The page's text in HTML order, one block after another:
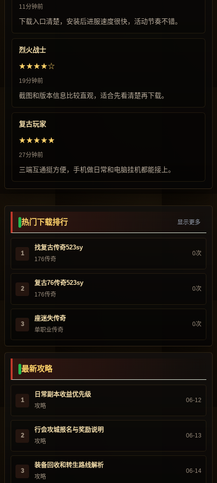
11分钟前
下载入口清楚，安装后进服速度很快，活动节奏不错。
烈火战士
★★★★☆
19分钟前
截图和版本信息比较直观，适合先看清楚再下载。
复古玩家
★★★★★
27分钟前
三端互通挺方便，手机做日常和电脑挂机都能接上。
热门下载排行 显示更多
1
找复古传奇523sy
176传奇
0次
2
复古76传奇523sy
176传奇
0次
3
座迷失传奇
单职业传奇
0次
最新攻略
1
日常副本收益优先级
攻略
06-12
2
行会攻城报名与奖励说明
攻略
06-13
3
装备回收和转生路线解析
攻略
06-14